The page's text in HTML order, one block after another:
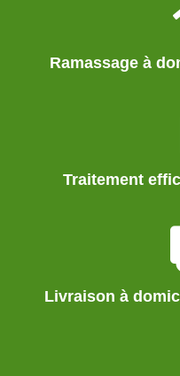
Ramassage à
Traitement
Livraison à